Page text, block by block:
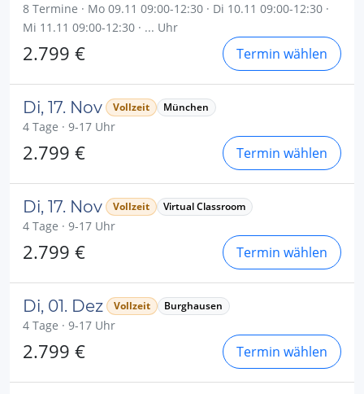
8 Termine · Mo 09.11 09:00-12:30 · Di 10.11 09:00-12:30 ·
Mi 11.11 09:00-12:30 · ... Uhr
2.799 € Termin wählen
Di, 17. Nov Vollzeit München
4 Tage · 9-17 Uhr
2.799 € Termin wählen
Di, 17. Nov Vollzeit Virtual Classroom
4 Tage · 9-17 Uhr
2.799 € Termin wählen
Di, 01. Dez Vollzeit Burghausen
4 Tage · 9-17 Uhr
2.799 € Termin wählen